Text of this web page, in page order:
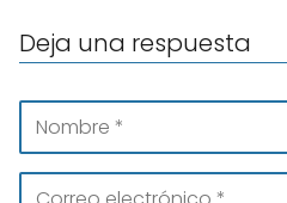
Deja una respuesta